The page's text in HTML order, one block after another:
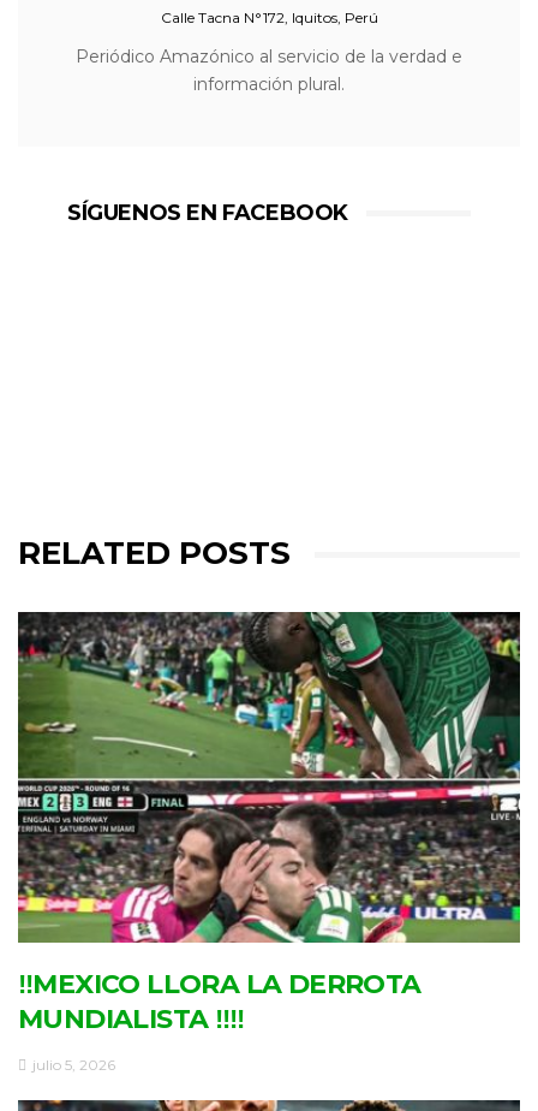
Calle Tacna N°172, Iquitos, Perú
Periódico Amazónico al servicio de la verdad e
información plural.
SÍGUENOS EN FACEBOOK
RELATED POSTS
‼MEXICO LLORA LA DERROTA
MUNDIALISTA ‼‼
julio 5, 2026